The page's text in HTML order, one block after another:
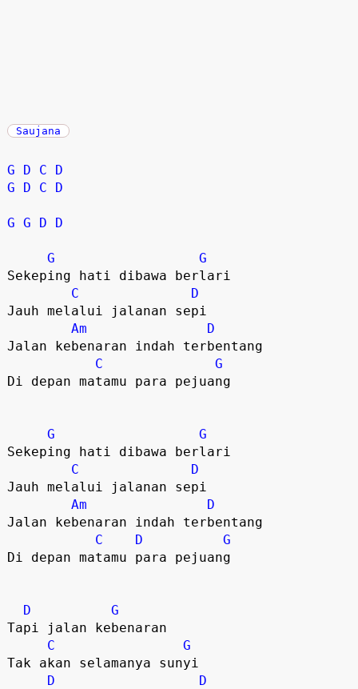
Saujana
G D C
D
G
D C D
G G D D
G
G
Sekeping hati dibawa berlari
C
D
Jauh melalui jalanan sepi
Am
D
Jalan kebenaran indah terbentang
C
G
Di depan matamu para pejuang
G
G
Sekeping hati dibawa berlari
C
D
Jauh melalui jalanan sepi
Am
D
Jalan kebenaran indah terbentang
C
D
G
Di depan matamu para pejuang
D
G
Tapi jalan kebenaran
C
G
Tak akan selamanya sunyi
D
D